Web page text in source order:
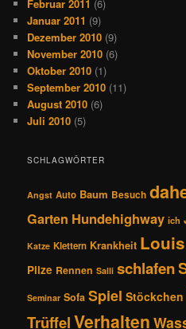
Februar 2011 (6)
Januar 2011 (9)
Dezember 2010 (9)
November 2010 (6)
Oktober 2010 (1)
September 2010 (11)
August 2010 (6)
Juli 2010 (5)
SCHLAGWÖRTER
Angst Auto Baum Besuch
Garten Hundehighway ich
Katze Klettern Krankheit Louis
Pilze Rennen Salli schlafen
Seminar Sofa Spiel Stöckchen
TrüffelVerhalten